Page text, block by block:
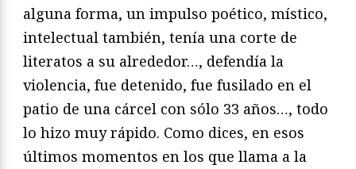
alguna forma, un impulso poético, místico,
intelectual también, tenía una corte de
literatos a su alrededor…, defendía la
violencia, fue detenido, fue fusilado en el
patio de una cárcel con sólo 33 años…, todo
lo hizo muy rápido. Como dices, en esos
últimos momentos en los que llama a la